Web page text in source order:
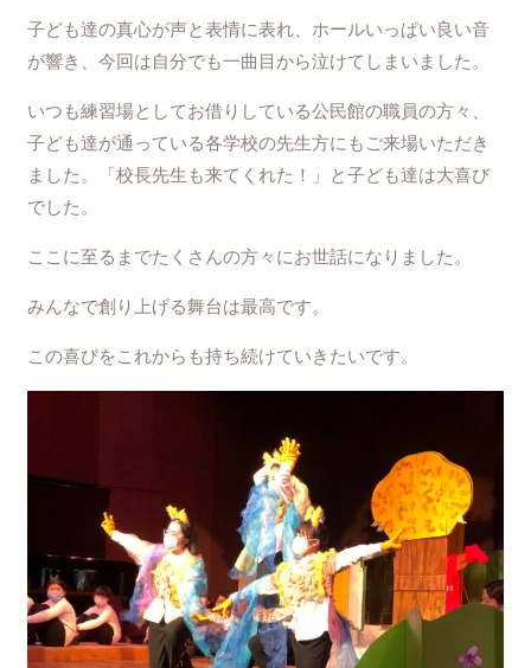
子ども達の真心が声と表情に表れ、ホールいっぱい良い音
が響き、今回は自分でも一曲目から泣けてしまいました。
いつも練習場としてお借りしている公民館の職員の方々、
子ども達が通っている各学校の先生方にもご来場いただき
ました。「校長先生も来てくれた！」と子ども達は大喜び
でした。
ここに至るまでたくさんの方々にお世話になりました。
みんなで創り上げる舞台は最高です。
この喜びをこれからも持ち続けていきたいです。